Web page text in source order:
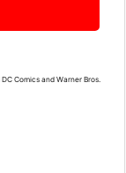
Comics and Warner Bros.